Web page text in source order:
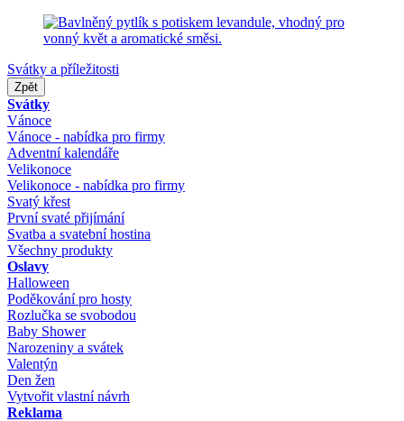
Svátky a příležitosti
Zpět
Svátky
Vánoce
Vánoce - nabídka pro firmy
Adventní kalendáře
Velikonoce
Velikonoce - nabídka pro firmy
Svatý křest
První svaté přijímání
Svatba a svatební hostina
Všechny produkty
Oslavy
Halloween
Poděkování pro hosty
Rozlučka se svobodou
Baby Shower
Narozeniny a svátek
Valentýn
Den žen
Vytvořit vlastní návrh
Reklama